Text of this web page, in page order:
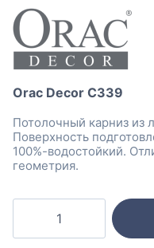
Orac Decor C339
Потолочный карниз из
Поверхность
100%-водостойкий.
геометрия.